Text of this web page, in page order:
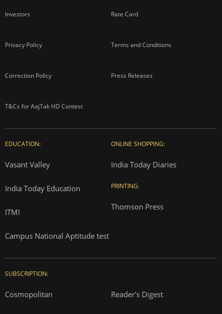
Investors Rate Card
Privacy Policy Terms and Conditions
Correction Policy Press Releases
T&Cs for AajTak HD Contest
EDUCATION:
Vasant Valley
India Today Education
ITMI
Campus National Aptitude test
ONLINE SHOPPING:
India Today Diaries
PRINTING:
Thomson Press
SUBSCRIPTION:
Cosmopolitan Reader's Digest